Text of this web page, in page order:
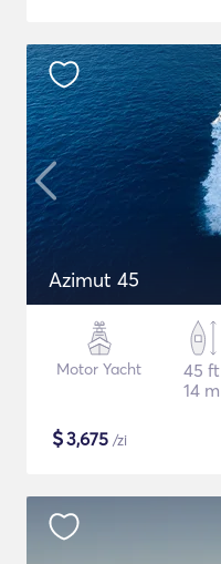
Azimut 45
Motor Yacht
45 ft
14 m
$3,675 /zi